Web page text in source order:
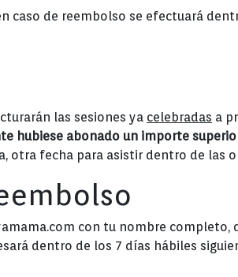
caso de reembolso se efectuará
las sesiones ya celebradas a
hubiese abonado un importe
otra fecha para asistir dentro de las
con tu nombre completo,
dentro de los 7 días hábiles